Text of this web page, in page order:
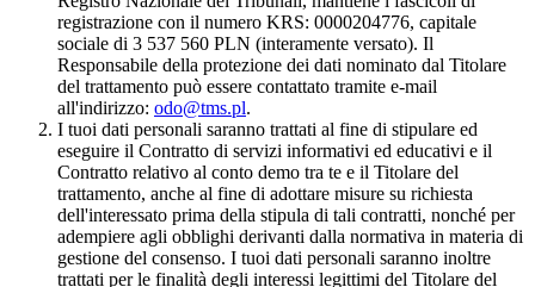
registrazione con il numero KRS: 0000204776, capitale
sociale di 3 537 560 PLN (interamente versato). Il
Responsabile della protezione dei dati nominato dal Titolare
del trattamento può essere contattato tramite e-mail
all'indirizzo: odo@tms.pl.
I tuoi dati personali saranno trattati al fine di stipulare ed
eseguire il Contratto di servizi informativi ed educativi e il
Contratto relativo al conto demo tra te e il Titolare del
trattamento, anche al fine di adottare misure su richiesta
dell'interessato prima della stipula di tali contratti, nonché per
adempiere agli obblighi derivanti dalla normativa in materia di
gestione del consenso. I tuoi dati personali saranno inoltre
trattati per le finalità degli interessi legittimi del Titolare del